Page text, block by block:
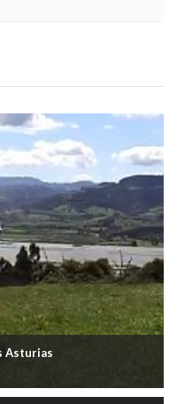
Asturias